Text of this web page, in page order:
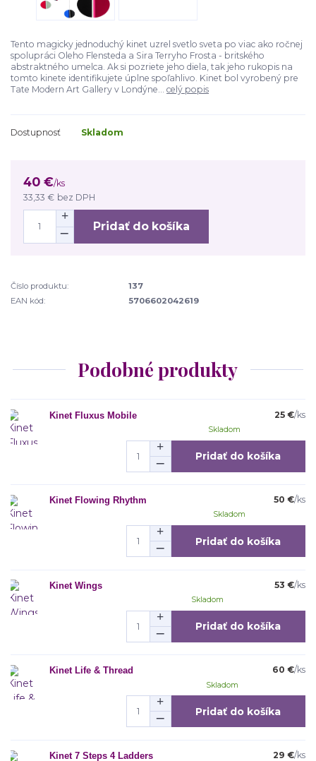
Tento magicky jednoduchý kinet uzrel svetlo sveta po viac ako ročnej
spolupráci Oleho Flensteda a Sira Terryho Frosta - britského
abstraktného umelca. Ak si pozriete jeho diela, tak jeho rukopis na
tomto kinete identifikujete úplne spoľahlivo. Kinet bol vyrobený pre
Tate Modern Art Gallery v Londýne... celý popis
Dostupnosť Skladom
40 €/ks
33,33 € bez DPH
Pridať do košíka
Číslo produktu:
137
EAN kód:
5706602042619
Podobné produkty
Kinet Fluxus Mobile 25 €/ks
Skladom
Pridať do košíka
Kinet Flowing Rhythm 50 €/ks
Skladom
Pridať do košíka
Kinet Wings 53 €/ks
Skladom
Pridať do košíka
Kinet Life & Thread 60 €/ks
Skladom
Pridať do košíka
Kinet 7 Steps 4 Ladders 29 €/ks